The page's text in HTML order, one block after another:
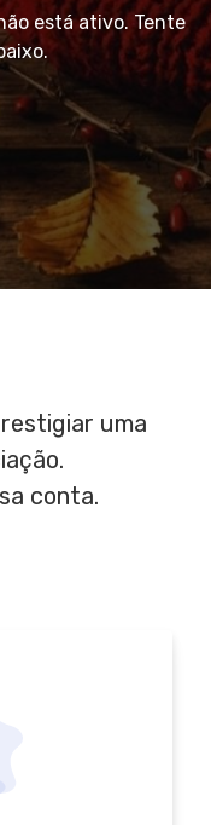
está ativo. Tente
uma
conta.